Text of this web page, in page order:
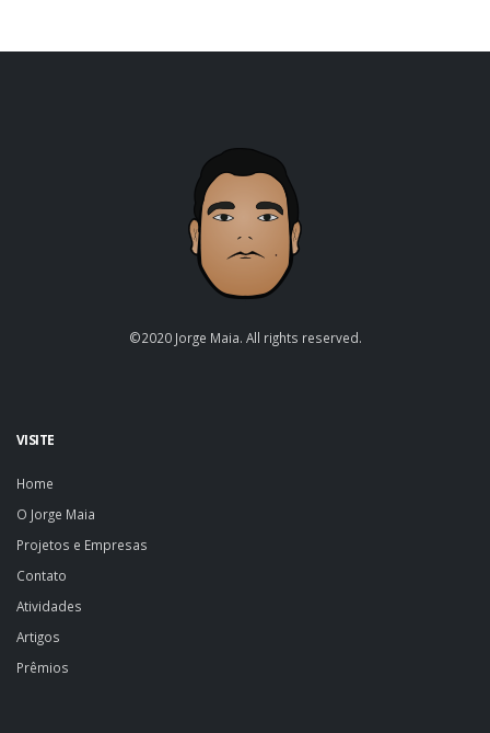
©2020 Jorge Maia. All rights reserved.
VISITE
Home
O Jorge Maia
Projetos e Empresas
Contato
Atividades
Artigos
Prêmios